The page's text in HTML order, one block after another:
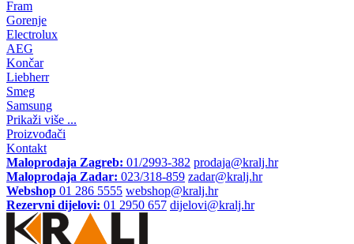
Fram
Gorenje
Electrolux
AEG
Končar
Liebherr
Smeg
Samsung
Prikaži više ...
Proizvođači
Kontakt
Maloprodaja Zagreb: 01/2993-382 prodaja@kralj.hr
Maloprodaja Zadar: 023/318-859 zadar@kralj.hr
Webshop 01 286 5555 webshop@kralj.hr
Rezervni dijelovi: 01 2950 657 dijelovi@kralj.hr